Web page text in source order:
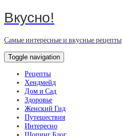
Вкусно!
Самые интересные и вкусные рецепты
Toggle navigation
Рецепты
Хендмейд
Дом и Сад
Здоровье
Женский Гид
Путешествия
Интересно